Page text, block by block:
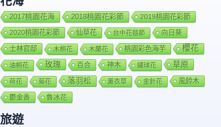
2017桃園花海 2018桃園花彩節
2019桃園花彩節
2020桃園花彩節
仙草花 台中花毯節 向日葵
士林官邸 木棉花 木蘭花 桃園彩色海芋 櫻花
油桐花 玫瑰 百合 神木 繡球花 草原
荷花 菊花 落羽松 薰衣草 金針花 風鈴木
鬱金香 魯冰花
旅遊